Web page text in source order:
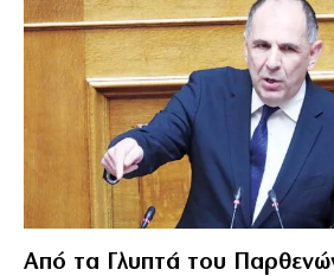
Από τα Γλυπτά του